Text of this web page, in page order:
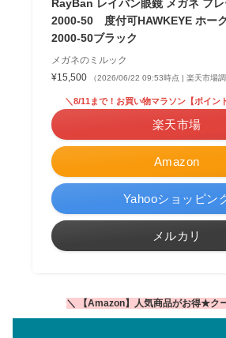
RayBan レイバン眼鏡 メガネ フ
2000-50 度付可HAWKEYE ホー
2000-50ブラック
メガネのミルック
¥15,500
（2026/06/22 09:53時点 | 楽天市場調
Amazon
＼8/11まで！お買い物マラソン【ポイン
楽天市場
Yahooショッピン
メルカリ
＼ 【Amazon】人気商品がお得★ク